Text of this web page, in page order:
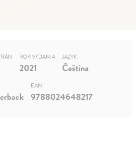
ROK VYDANIA
2021
JAZYK
Čeština
EAN
9788024648217